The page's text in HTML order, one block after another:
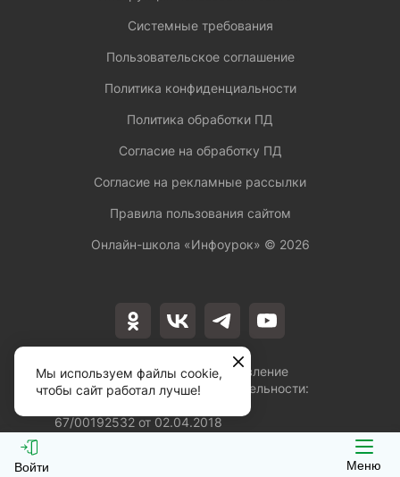
Войти Меню
Лицензия на осуществление
образовательной деятельности:
67/00192532 от 02.04.2018
Системные требования
Пользовательское соглашение
Политика конфиденциальности
Политика обработки ПД
Согласие на обработку ПД
Согласие на рекламные рассылки
Правила пользования сайтом
Онлайн-школа «Инфоурок» © 2026
Мы используем файлы cookie,
чтобы сайт работал лучше!